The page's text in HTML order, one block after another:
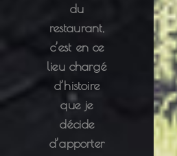
du
restaurant,
c’est en ce
lieu chargé
d’histoire
que je
décide
d’apporter